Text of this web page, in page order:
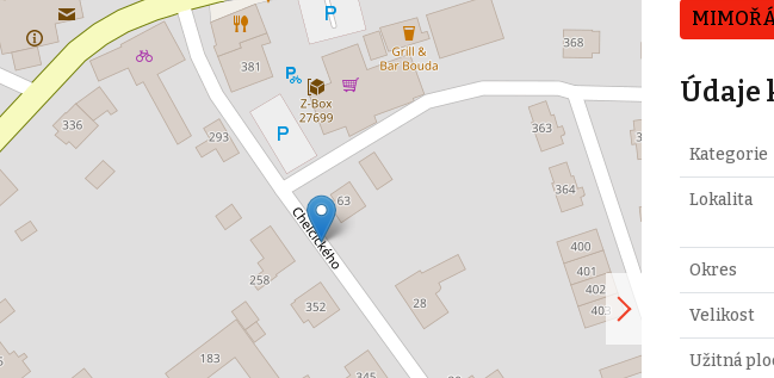
Údaje
Kategorie
Lokalita
Okres
Velikost
Užitná